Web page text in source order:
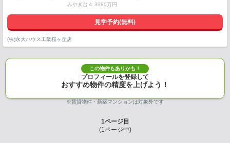
みやぎ台４ 3980万円
見学予約(無料)
(株)永大ハウス工業桜ヶ丘店
この物件もありかも！
プロフィールを登録して
おすすめ物件の精度を上げよう！
※賃貸物件・新築マンションは対象外です
1ページ目
(1ページ中)